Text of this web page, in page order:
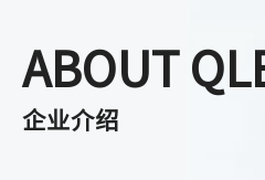
ABOUT
企业介绍